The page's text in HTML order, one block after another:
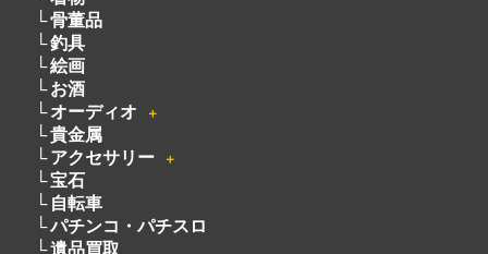
骨董品
釣具
絵画
お酒
オーディオ
＋
貴金属
アクセサリー
＋
宝石
自転車
パチンコ・パチスロ
遺品買取